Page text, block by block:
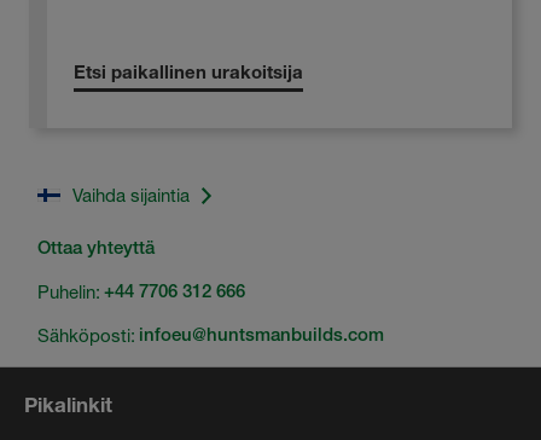
Etsi paikallinen urakoitsija
Vaihda sijaintia
Ottaa yhteyttä
Puhelin: +44 7706 312 666
Sähköposti: infoeu@huntsmanbuilds.com
Pikalinkit